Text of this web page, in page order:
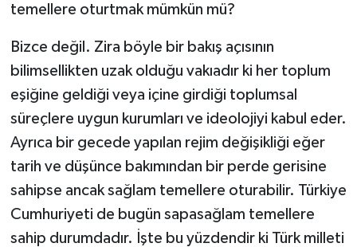
temellere oturtmak mümkün mü?
Bizce değil. Zira böyle bir bakış açısının
bilimsellikten uzak olduğu vakıadır ki her toplum
eşiğine geldiği veya içine girdiği toplumsal
süreçlere uygun kurumları ve ideolojiyi kabul eder.
Ayrıca bir gecede yapılan rejim değişikliği eğer
tarih ve düşünce bakımından bir perde gerisine
sahipse ancak sağlam temellere oturabilir. Türkiye
Cumhuriyeti de bugün sapasağlam temellere
sahip durumdadır. İşte bu yüzdendir ki Türk milleti